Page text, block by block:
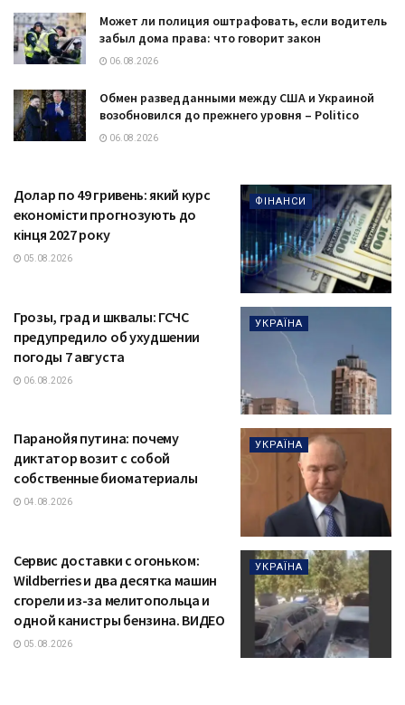
Может ли полиция оштрафовать, если водитель
забыл дома права: что говорит закон
06.08.2026
Обмен разведданными между США и Украиной
возобновился до прежнего уровня – Politico
06.08.2026
ФІНАНСИ
Долар по 49 гривень: який курс
економісти прогнозують до
кінця 2027 року
05.08.2026
УКРАЇНА
Грозы, град и шквалы: ГСЧС
предупредило об ухудшении
погоды 7 августа
06.08.2026
УКРАЇНА
Паранойя путина: почему
диктатор возит с собой
собственные биоматериалы
04.08.2026
УКРАЇНА
Сервис доставки с огоньком:
Wildberries и два десятка машин
сгорели из-за мелитопольца и
одной канистры бензина. ВИДЕО
05.08.2026